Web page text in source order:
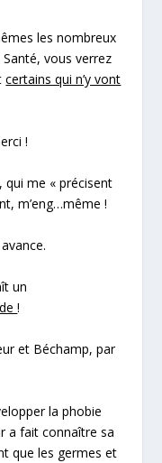
les nombreux
, vous verrez
certains qui n’y vont
!
qui me « précisent
m’eng…même !
.
un
!
et Béchamp, par
la phobie
a fait connaître sa
que les germes et